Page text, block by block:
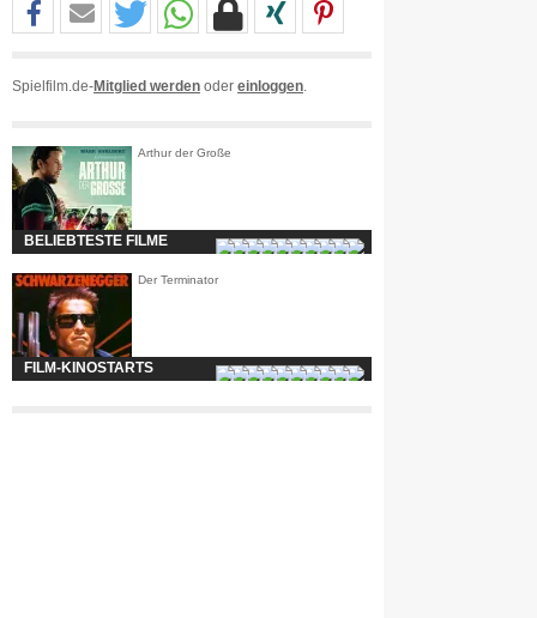
Spielfilm.de-Mitglied werden oder einloggen
Arthur der Große
BELIEBTESTE FILME
Der Terminator
FILM-KINOSTARTS